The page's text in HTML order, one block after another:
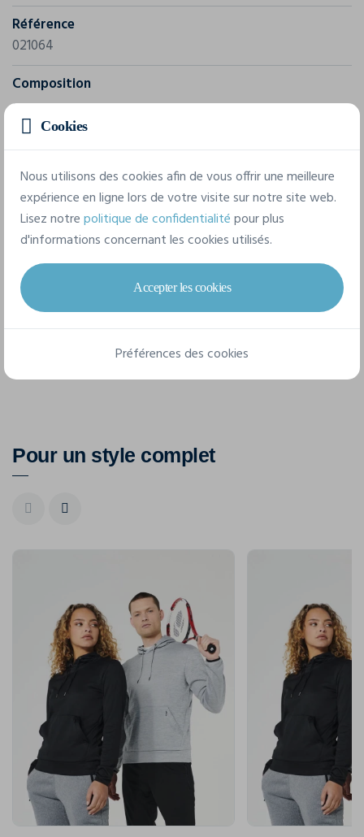
Référence
021064
Composition
100 % polyester
XS S M L XL XXL
3XL
Fiche technique
Pour un style complet
Cookies
Nous utilisons des cookies afin de vous offrir une meilleure
expérience en ligne lors de votre visite sur notre site web.
Lisez notrepolitique de confidentialitépour plus
d'informations concernant les cookies utilisés.
Accepter les cookies
Préférences des cookies